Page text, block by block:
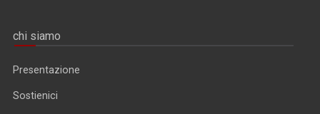
chi siamo
Presentazione
Sostienici